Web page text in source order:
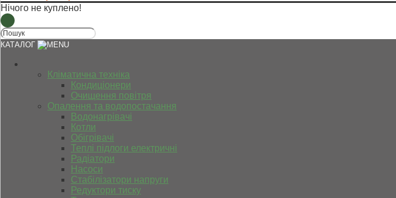
Нічого не куплено!
КАТАЛОГ
Кліматична техніка
Кондиціонери
Очищення повітря
Опалення та водопостачання
Водонагрівачі
Котли
Обігрівачі
Теплі підлоги електричні
Радіатори
Насоси
Стабілізатори напруги
Редуктори тиску